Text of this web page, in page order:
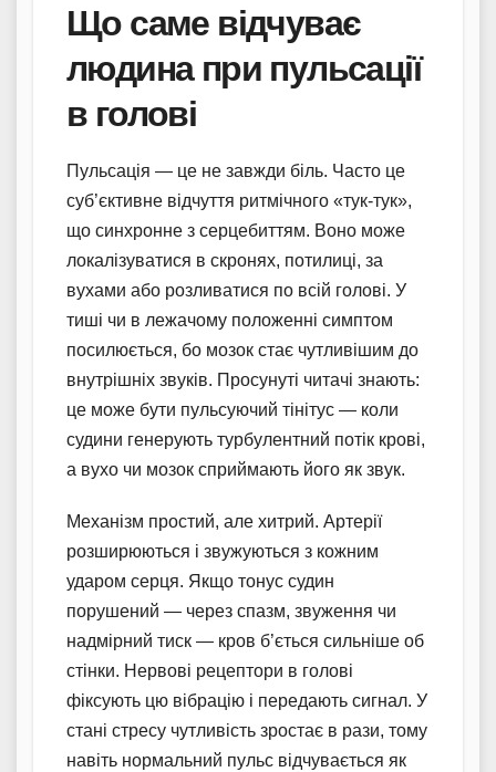
Що саме відчуває
людина при пульсації
в голові
Пульсація — це не завжди біль. Часто це
суб’єктивне відчуття ритмічного «тук-тук»,
що синхронне з серцебиттям. Воно може
локалізуватися в скронях, потилиці, за
вухами або розливатися по всій голові. У
тиші чи в лежачому положенні симптом
посилюється, бо мозок стає чутливішим до
внутрішніх звуків. Просунуті читачі знають:
це може бути пульсуючий тінітус — коли
судини генерують турбулентний потік крові,
а вухо чи мозок сприймають його як звук.
Механізм простий, але хитрий. Артерії
розширюються і звужуються з кожним
ударом серця. Якщо тонус судин
порушений — через спазм, звуження чи
надмірний тиск — кров б’ється сильніше об
стінки. Нервові рецептори в голові
фіксують цю вібрацію і передають сигнал. У
стані стресу чутливість зростає в рази, тому
навіть нормальний пульс відчувається як